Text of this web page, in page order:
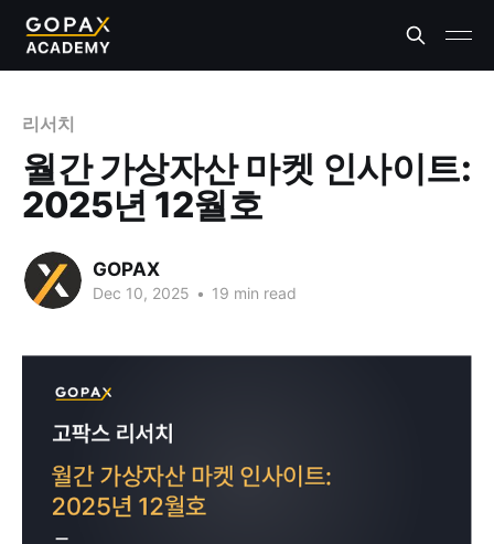
리서치
월간 가상자산 마켓 인사이트:
2025년 12월호
GOPAX
Dec 10, 2025 • 19 min read